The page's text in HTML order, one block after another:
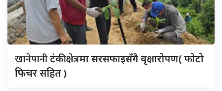
खानेपानीटंकी क्षेत्रमा सरसफाइसँगै वृक्षारोपण( फोटो
फिचर सहित )